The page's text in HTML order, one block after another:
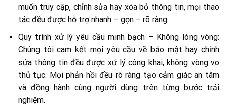
muốn truy cập, chỉnh sửa hay xóa bỏ thông tin, mọi thao
tác đều được hỗ trợ nhanh – gọn – rõ ràng.
Quy trình xử lý yêu cầu minh bạch – Không lòng vòng:
Chúng tôi cam kết mọi yêu cầu về bảo mật hay chỉnh
sửa thông tin đều được xử lý công khai, không vòng vo
thủ tục. Mọi phản hồi đều rõ ràng tạo cảm giác an tâm
và đồng hành cùng người dùng trên từng bước trải
nghiệm.